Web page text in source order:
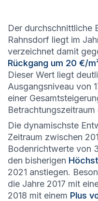
Der durchschnittliche
Rahnsdorf liegt im
verzeichnet damit
Rückgang um 20 €/
Dieser Wert liegt
Ausgangsniveau von
einer
Betrachtungszeitraum
Die dynamischste
Zeitraum zwischen
Bodenrichtwerte von
den bisherigen
2021 anstiegen.
die Jahre 2017 mit
2018 mit einem Plus